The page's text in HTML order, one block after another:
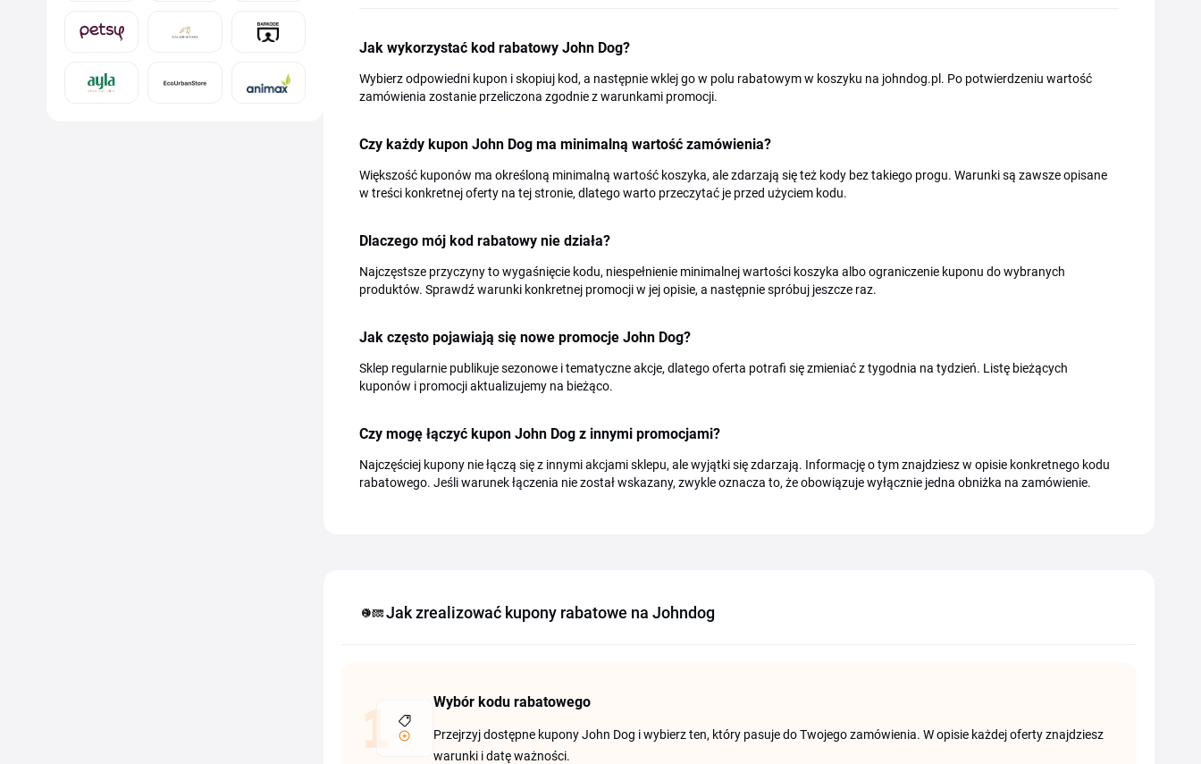
Jak wykorzystać kod rabatowy John Dog?
Wybierz odpowiedni kupon i skopiuj kod, a następnie wklej go w polu rabatowym w koszyku na johndog.pl. Po potwierdzeniu wartość
zamówienia zostanie przeliczona zgodnie z warunkami promocji.
Czy każdy kupon John Dog ma minimalną wartość zamówienia?
Większość kuponów ma określoną minimalną wartość koszyka, ale zdarzają się też kody bez takiego progu. Warunki są zawsze opisane
w treści konkretnej oferty na tej stronie, dlatego warto przeczytać je przed użyciem kodu.
Dlaczego mój kod rabatowy nie działa?
Najczęstsze przyczyny to wygaśnięcie kodu, niespełnienie minimalnej wartości koszyka albo ograniczenie kuponu do wybranych
produktów. Sprawdź warunki konkretnej promocji w jej opisie, a następnie spróbuj jeszcze raz.
Jak często pojawiają się nowe promocje John Dog?
Sklep regularnie publikuje sezonowe i tematyczne akcje, dlatego oferta potrafi się zmieniać z tygodnia na tydzień. Listę bieżących
kuponów i promocji aktualizujemy na bieżąco.
Czy mogę łączyć kupon John Dog z innymi promocjami?
Najczęściej kupony nie łączą się z innymi akcjami sklepu, ale wyjątki się zdarzają. Informację o tym znajdziesz w opisie konkretnego kodu
rabatowego. Jeśli warunek łączenia nie został wskazany, zwykle oznacza to, że obowiązuje wyłącznie jedna obniżka na zamówienie.
Jak zrealizować kupony rabatowe na Johndog
Wybór kodu rabatowego
Przejrzyj dostępne kupony John Dog i wybierz ten, który pasuje do Twojego zamówienia. W opisie każdej oferty znajdziesz
warunki i datę ważności.